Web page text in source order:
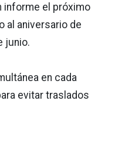
informe el próximo
al aniversario de
junio.
en cada
evitar traslados